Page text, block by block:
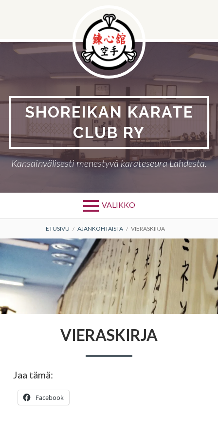
SHOREIKAN KARATE
CLUB RY
Kansainvälisesti menestyvä karateseura Lahdesta.
VALIKKO
Leirit
Harjoitteluajat
Harjoitteluhinnat
Ladattavat
MURUPOLKU
ETUSIVU AJANKOHTAISTA VIERASKIRJA
VIERASKIRJA
Jaa tämä:
Facebook